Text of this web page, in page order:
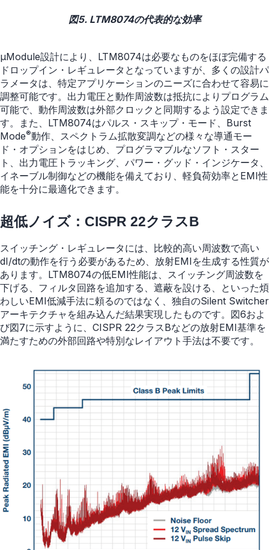
図5. LTM8074の代表的な効率
µModule設計により、LTM8074は必要なものをほぼ完備する
ドロップイン・レギュレータとなっていますが、多くの設計パ
ラメータは、特定アプリケーションのニーズに合わせて容易に
調整可能です。出力電圧と動作周波数は抵抗によりプログラム
可能で、動作周波数は外部クロックと同期するよう設定できま
す。また、LTM8074はパルス・スキップ・モード、Burst
Mode®動作、スペクトラム拡散変調などの様々な導通モー
ド・オプションをはじめ、プログラマブルなソフト・スター
ト、出力電圧トラッキング、パワー・グッド・インジケータ、
イネーブル制御などの機能を備えており、軽負荷効率とEMI性
能を十分に最適化できます。
超低ノイズ：CISPR 22クラスB
スイッチング・レギュレータには、比較的高い周波数で高い
dI/dtの動作を行う必要があるため、放射EMIを生成する性質が
あります。LTM8074の低EMI性能は、スイッチング周波数を
下げる、フィルタ回路を追加する、遮蔽を設ける、といった煩
わしいEMI低減手法に頼るのではなく、独自のSilent Switcher
アーキテクチャを組み込んだ結果実現したものです。図6およ
び図7に示すように、CISPR 22クラスBなどの放射EMI基準を
満たすための外部回路や特別なレイアウト手法は不要です。